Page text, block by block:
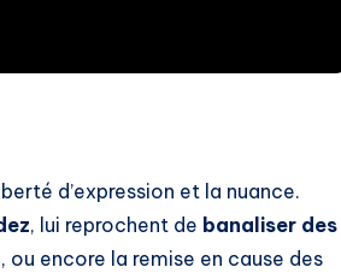
d’expression et la nuance.
, lui reprochent de banaliser des
encore la remise en cause des